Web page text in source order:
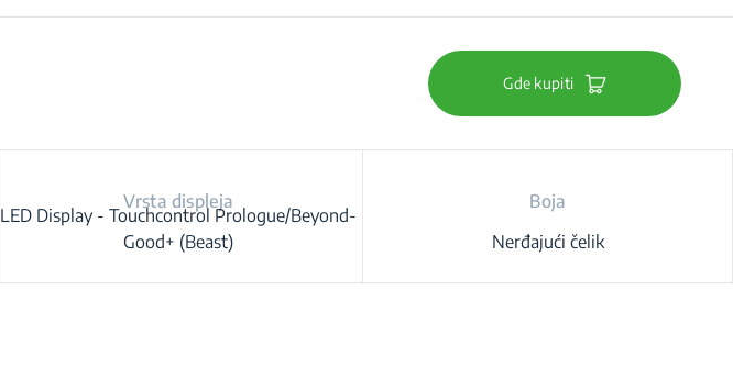
Gde kupiti
Vrsta displeja
LED Display - Touchcontrol Prologue/Beyond-
Good+ (Beast)
Boja
Nerđajući čelik